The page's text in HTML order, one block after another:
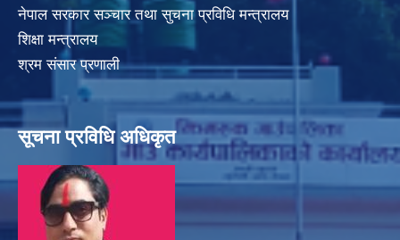
नेपाल सरकार सञ्चार तथा सुचना प्रविधि मन्त्रालय
शिक्षा मन्त्रालय
श्रम संसार प्रणाली
सूचना प्रविधि अधिकृत